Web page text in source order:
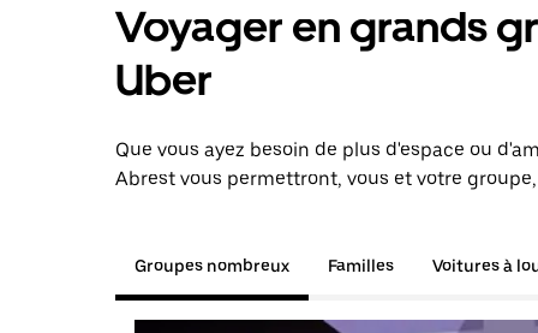
Voyager en grands
Uber
Que vous ayez besoin de plus d'espace ou
Abrest vous permettront, vous et votre
Groupes nombreux Familles Voitures à